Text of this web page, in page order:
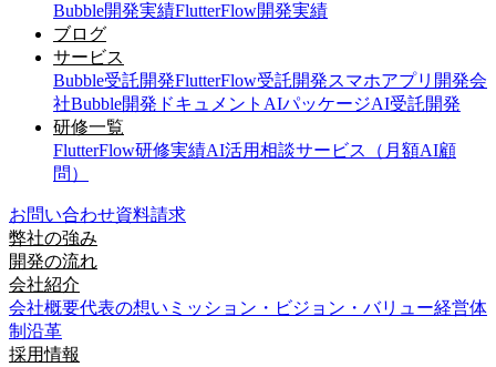
Bubble開発実績FlutterFlow開発実績
ブログ
サービス
Bubble受託開発FlutterFlow受託開発スマホアプリ開発会
社Bubble開発ドキュメント AIパッケージAI受託開発
研修一覧
FlutterFlow研修実績AI活用相談サービス（月額AI顧
問）
お問い合わせ資料請求
弊社の強み
開発の流れ
会社紹介
会社概要代表の想い ミッション・ビジョン・バリュー経営体
制 沿革
採用情報